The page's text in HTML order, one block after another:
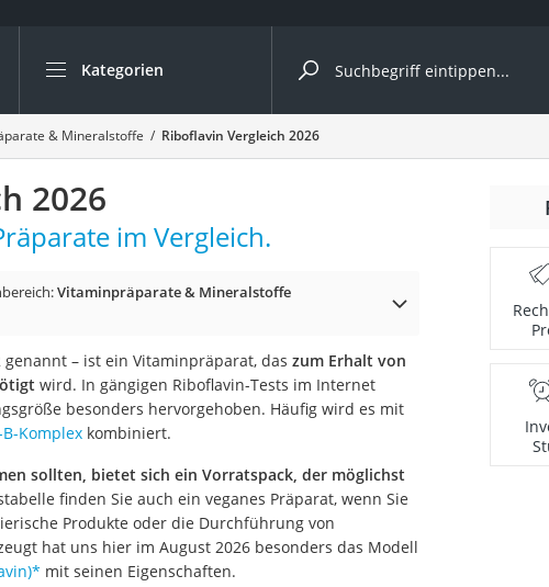
Kategorien
Die beliebtesten Vergleiche nach Kategorie
Drogerie
Inhalator
Haarschneider
Rollator
Braun Rasierer
Katzenklappe (Chip)
Masturbator
Massagepistole
Epilierer
Reisehaartrockner
Eiweißpulver
Magnesiumpräparat
Katzenklappe
& Mineralstoffe Riboflavin Vergleich 2026
2026
im Vergleich.
Vitaminpräparate & Mineralstoffe
– ist ein Vitaminpräparat, das zum Erhalt von
wird. In gängigen Riboflavin-Tests im Internet
besonders hervorgehoben. Häufig wird es mit
Komplexkombiniert.
sollten, bietet sich ein Vorratspack, der möglichst
finden Sie auch ein veganes Präparat, wenn Sie
Produkte oder die Durchführung von
hat uns hier im August 2026 besonders das Modell
* mit seinen Eigenschaften.